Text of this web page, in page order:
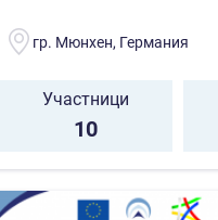
гр. Мюнхен, Германия
Участници
10